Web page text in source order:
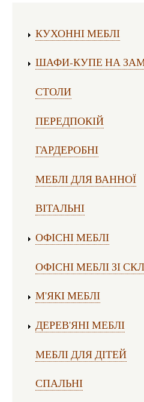
КУХОННІ МЕБЛІ
ШАФИ-КУПЕ НА
СТОЛИ
ПЕРЕДПОКІЙ
ГАРДЕРОБНІ
МЕБЛІ ДЛЯ ВАННОЇ
ВІТАЛЬНІ
ОФІСНІ МЕБЛІ
ОФІСНІ МЕБЛІ ЗІ
М'ЯКІ МЕБЛІ
ДЕРЕВ'ЯНІ МЕБЛІ
МЕБЛІ ДЛЯ ДІТЕЙ
СПАЛЬНІ